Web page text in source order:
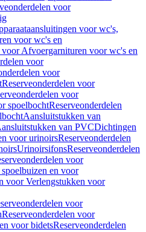
voor
voor wc's,
voor wc's en
voor Afvoergarnituren voor wc's en
voor
voor
Reserveonderdelen voor
voor
spoelbochtReserveonderdelen
Aansluitstukken van
van PVCDichtingen
voor urinoirsReserveonderdelen
UrinoirsifonsReserveonderdelen
voor
en voor
voor Verlengstukken voor
voor
Reserveonderdelen voor
voor bidetsReserveonderdelen